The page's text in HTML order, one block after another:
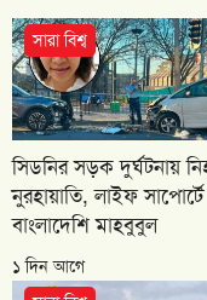
সারা বিশ্ব
সিডনির সড়ক দুর্ঘটনায়
নুরহায়াতি, লাইফ সাপোর্টে
বাংলাদেশি মাহবুবুল
১ দিন আগে